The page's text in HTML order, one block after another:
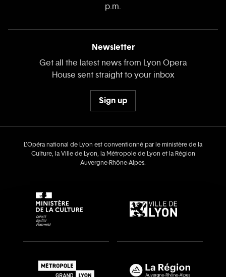
p.m.
Newsletter
Get all the latest news from Lyon Opera
House sent straight to your inbox
Sign up
L’Opéra national de Lyon est conventionné par le ministère de la
Culture, la Ville de Lyon, la Métropole de Lyon et la Région
Auvergne‑Rhône‑Alpes.